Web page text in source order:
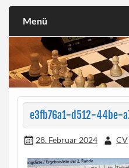
Menü
e3fb76a1-d512-44be-
28. Februar 2024 CV